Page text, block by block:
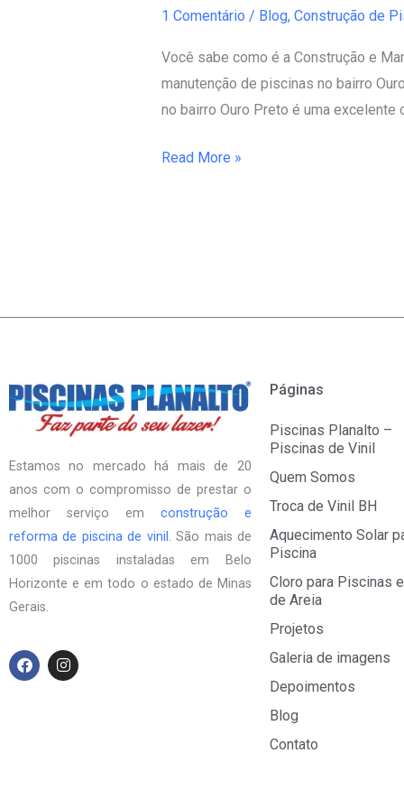
1 Comentário / Blog, Construção de
Você sabe como é a Construção e
manutenção de piscinas no bairro
no bairro Ouro Preto é uma excelente
Read More »
Estamos no mercado há mais de 20
anos com o compromisso de prestar o
melhor serviço em construção e
reforma de piscina de vinil . São mais de
1000 piscinas instaladas em Belo
Horizonte e em todo o estado de Minas
Gerais.
F
a
c
I
n
s
Páginas
Piscinas Planalto –
Piscinas de Vinil
Quem Somos
Troca de Vinil BH
Aquecimento Solar
Piscina
Cloro para Piscinas
de Areia
Projetos
Galeria de imagens
Depoimentos
Blog
Contato